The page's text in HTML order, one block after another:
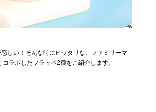
しい！そんな時にピッタリな、ファミリーマ
ラボしたフラッペ2種をご紹介します。